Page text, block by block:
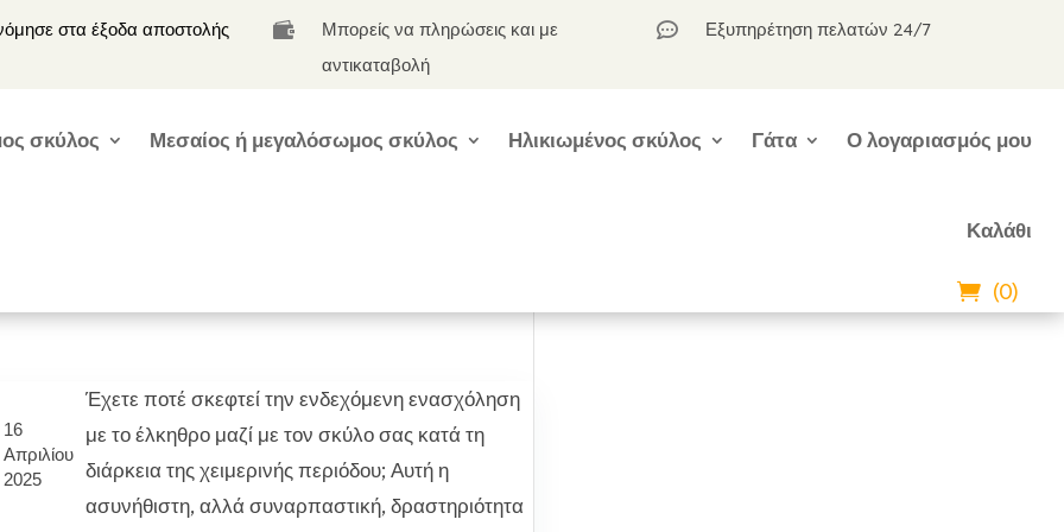
στα έξοδα αποστολής 
Μπορείς να πληρώσεις και με
αντικαταβολή
 Εξυπηρέτηση πελατών 24/7
σκύλος Μεσαίος ή μεγαλόσωμος σκύλος Ηλικιωμένος σκύλος Γάτα Ο λογαριασμός μου
Καλάθι
(0)
16
Απριλίου
2025
Έχετε ποτέ σκεφτεί την ενδεχόμενη ενασχόληση
με το έλκηθρο μαζί με τον σκύλο σας κατά τη
διάρκεια της χειμερινής περιόδου; Αυτή η
ασυνήθιστη, αλλά συναρπαστική, δραστηριότητα